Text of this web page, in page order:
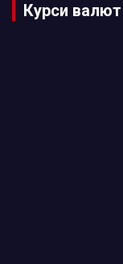
Курси валют